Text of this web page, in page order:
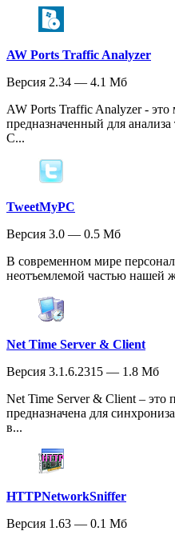
AW Ports Traffic Analyzer
Версия 2.34 — 4.1 Мб
AW Ports Traffic Analyzer -
предназначенный для
С...
TweetMyPC
Версия 3.0 — 0.5 Мб
В современном мире
неотъемлемой частью нашей
Net Time Server & Client
Версия 3.1.6.2315 — 1.8 Мб
Net Time Server & Client – это
предназначена для
в...
HTTPNetworkSniffer
Версия 1.63 — 0.1 Мб